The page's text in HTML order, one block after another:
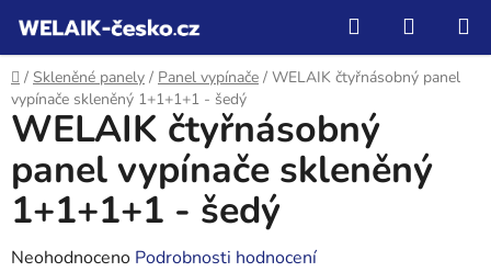
obsah
Hledat
KOŠÍK
Domů
/ Skleněné panely / Panel vypínače / WELAIK čtyřnásobný panel
vypínače skleněný 1+1+1+1 - šedý
WELAIK čtyřnásobný
panel vypínače skleněný
1+1+1+1 - šedý
Průměrné
Neohodnoceno Podrobnosti hodnocení